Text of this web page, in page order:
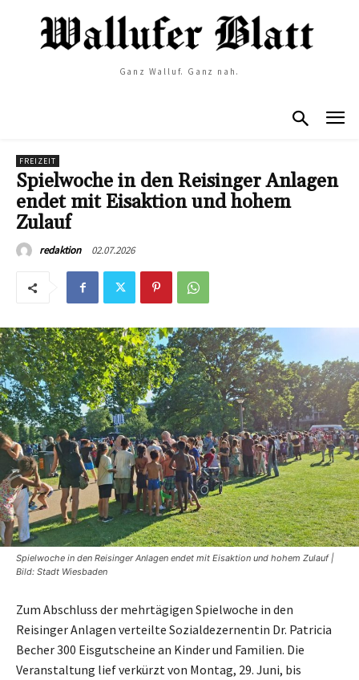
Ganz Walluf. Ganz nah.
FREIZEIT
Spielwoche in den Reisinger Anlagen
endet mit Eisaktion und hohem
Zulauf
redaktion 02.07.2026
Spielwoche in den Reisinger Anlagen endet mit Eisaktion und hohem Zulauf |
Bild: Stadt Wiesbaden
Zum Abschluss der mehrtägigen Spielwoche in den
Reisinger Anlagen verteilte Sozialdezernentin Dr. Patricia
Becher 300 Eisgutscheine an Kinder und Familien. Die
Veranstaltung lief verkürzt von Montag, 29. Juni, bis